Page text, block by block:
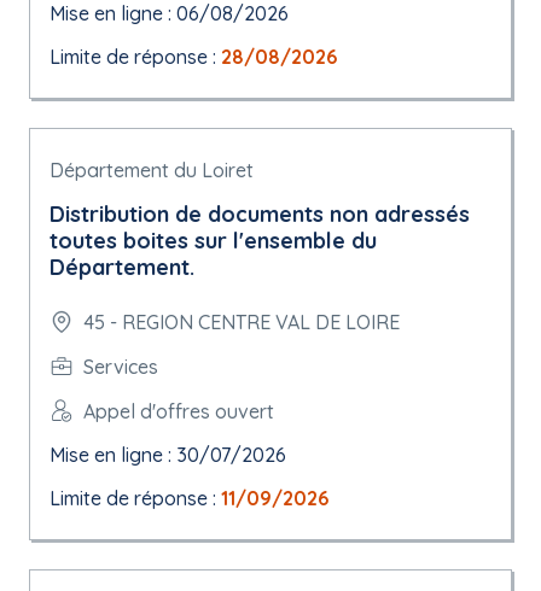
Mise en ligne : 06/08/2026
Limite de réponse : 28/08/2026
Département du Loiret
Distribution de documents non adressés
toutes boites sur l'ensemble du
Département.
45 - REGION CENTRE VAL DE LOIRE
Services
Appel d'offres ouvert
Mise en ligne : 30/07/2026
Limite de réponse : 11/09/2026